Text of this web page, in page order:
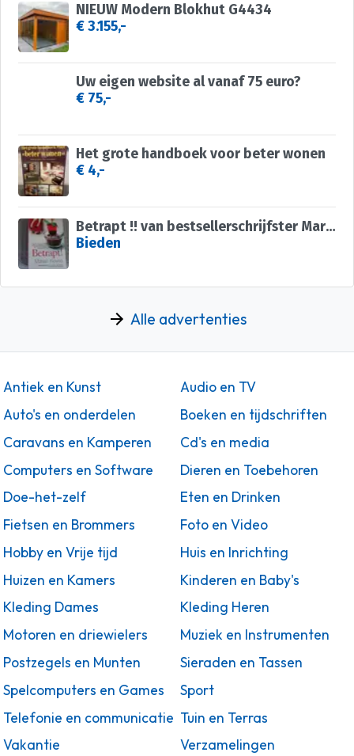
NIEUW Modern Blokhut G4434
€ 3.155,-
Uw eigen website al vanaf 75 euro?
€ 75,-
Het grote handboek voor beter wonen
€ 4,-
Betrapt !! van bestsellerschrijfster Marian Keyes ( 476 blz)
Bieden
Alle advertenties
Antiek en Kunst
Audio en TV
Auto's en onderdelen
Boeken en tijdschriften
Caravans en Kamperen
Cd's en media
Computers en Software
Dieren en Toebehoren
Doe-het-zelf
Eten en Drinken
Fietsen en Brommers
Foto en Video
Hobby en Vrije tijd
Huis en Inrichting
Huizen en Kamers
Kinderen en Baby's
Kleding Dames
Kleding Heren
Motoren en driewielers
Muziek en Instrumenten
Postzegels en Munten
Sieraden en Tassen
Spelcomputers en Games
Sport
Telefonie en communicatie Tuin en Terras
Vakantie
Verzamelingen